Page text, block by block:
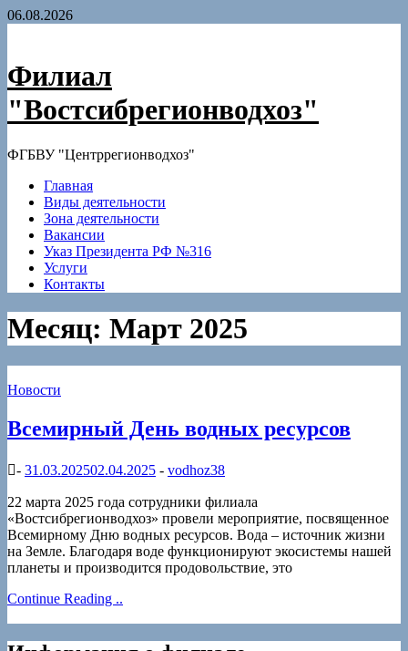
Skip
06.08.2026
Филиал
"Востсибрегионводхоз"
ФГБВУ "Центррегионводхоз"
Главная
Виды деятельности
Зона деятельности
Вакансии
Указ Президента РФ №316
Услуги
Контакты
Месяц: Март 2025
Новости
Всемирный День водных ресурсов
- 31.03.202502.04.2025 - vodhoz38
22 марта 2025 года сотрудники филиала
«Востсибрегионводхоз» провели мероприятие, посвященное
Всемирному Дню водных ресурсов. Вода – источник жизни
на Земле. Благодаря воде функционируют экосистемы нашей
планеты и производится продовольствие, это
Continue Reading ..